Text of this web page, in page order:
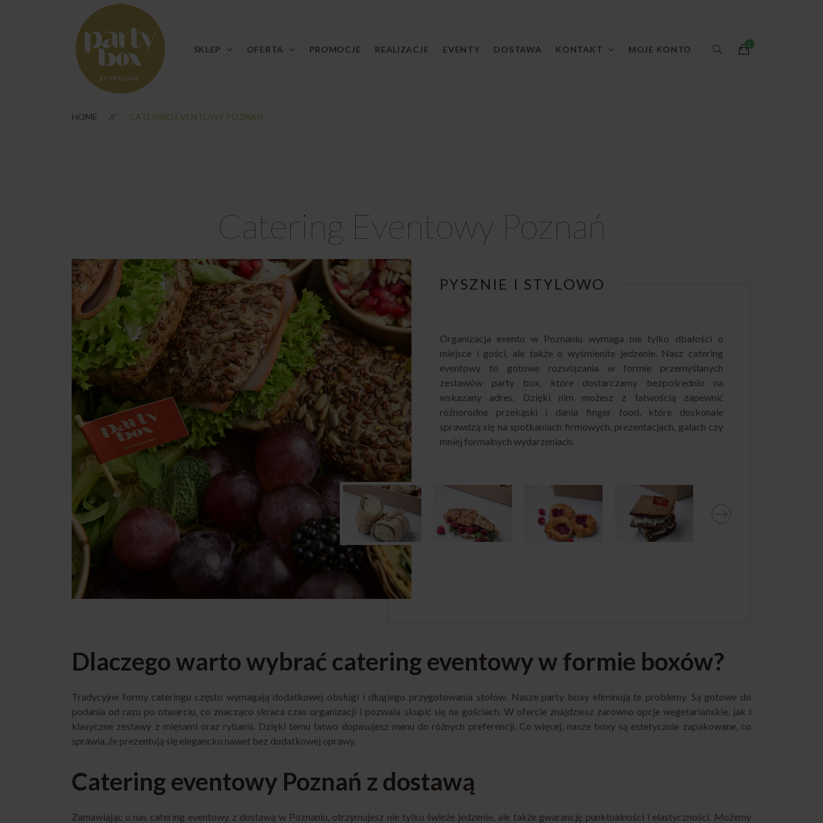
SKLEP OFERTA PROMOCJE REALIZACJE EVENTY DOSTAWA KONTAKT MOJE KONTO
HOME CATERING EVENTOWY POZNAŃ
Catering Eventowy Poznań
PYSZNIE I STYLOWO
Organizacja eventu w Poznaniu wymaga nie tylko dbałości o
miejsce i gości, ale także o wyśmienite jedzenie. Nasz catering
eventowy to gotowe rozwiązania w formie przemyślanych
zestawów party box, które dostarczamy bezpośrednio na
wskazany adres. Dzięki nim możesz z łatwością zapewnić
różnorodne przekąski i dania finger food, które doskonale
sprawdzą się na spotkaniach firmowych, prezentacjach, galach czy
mniej formalnych wydarzeniach.
Dlaczego warto wybrać catering eventowy w formie boxów?
Tradycyjne formy cateringu często wymagają dodatkowej obsługi i długiego przygotowania stołów. Nasze party boxy eliminują te problemy. Są gotowe do
podania od razu po otwarciu, co znacząco skraca czas organizacji i pozwala skupić się na gościach. W ofercie znajdziesz zarówno opcje wegetariańskie, jak i
klasyczne zestawy z mięsami oraz rybami. Dzięki temu łatwo dopasujesz menu do różnych preferencji. Co więcej, nasze boxy są estetycznie zapakowane, co
sprawia, że prezentują się elegancko nawet bez dodatkowej oprawy.
Catering eventowy Poznań z dostawą
Zamawiając u nas catering eventowy z dostawą w Poznaniu, otrzymujesz nie tylko świeże jedzenie, ale także gwarancję punktualności i elastyczności. Możemy